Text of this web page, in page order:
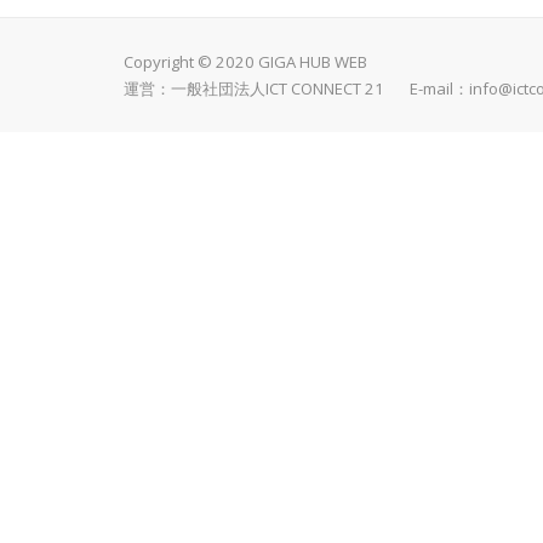
Copyright © 2020 GIGA HUB WEB
運営：一般社団法人ICT CONNECT 21 E-mail：